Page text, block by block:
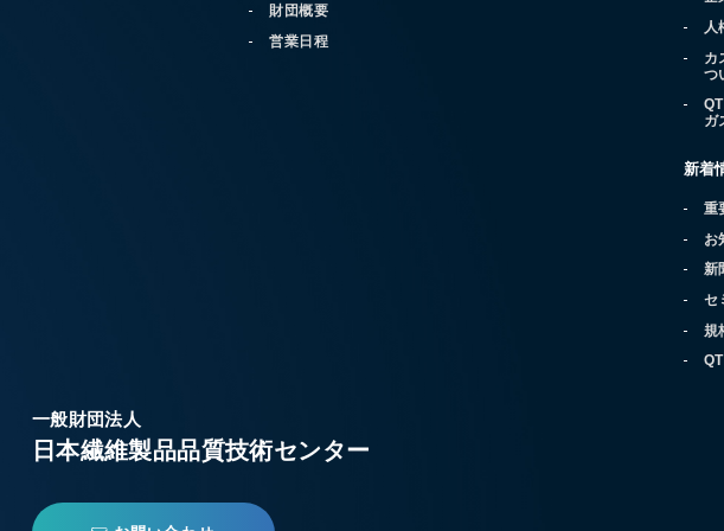
財団概要
営業日程
人
カ
つ
ガ
新着
重
お
新
セ
規
一般財団法人
日本繊維製品品質技術センター